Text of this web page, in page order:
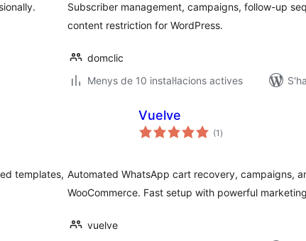
Subscriber management, campaigns, follow-up
content restriction for WordPress.
domclic
Menys de 10 instal·lacions actives
templates,
Vuelve
(1 puntuacions
totals
)
Automated WhatsApp cart recovery, campaigns,
WooCommerce. Fast setup with powerful
vuelve